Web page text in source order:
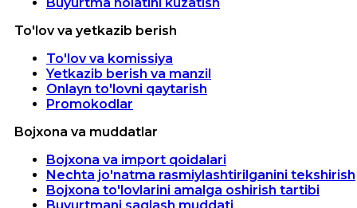
To'lov va yetkazib berish
To'lov va komissiya
Yetkazib berish va manzil
Onlayn to'lovni qaytarish
Promokodlar
Bojxona va muddatlar
Bojxona va import qoidalari
Nechta jo'natma rasmiylashtirilganini tekshirish
Bojxona to'lovlarini amalga oshirish tartibi